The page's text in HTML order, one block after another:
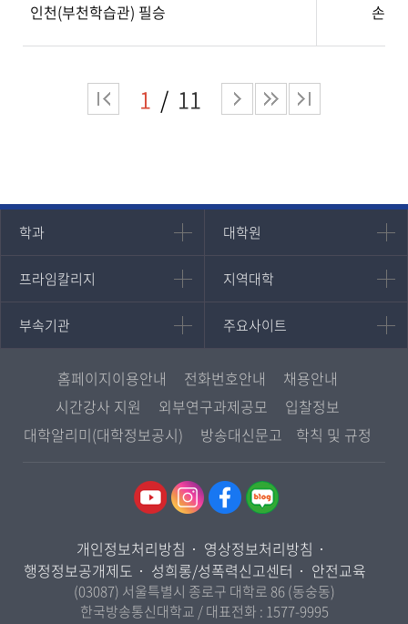
인천(부천학습관) 필승 손태
1 11
학과
인문과학대학
국어국문학과
영어영문학과
일본학과
사회과학대학
무역학과
미디어영상학과
도시콘텐츠·관광학과
대학원
대학원
대학원
경영대학원
프라임칼리지
프라임칼리지
학사학위과정
평생교육과정
지역대학
지역대학
지역대학 포털
서울지역대학
대구경북지역대학
인천지역대학
광주전남지역대학
울산지역대학
경기지역대학
강원지역대학
충북지역대학
전북지역대학
부속기관
부속기관
중앙도서관
원격교육혁신연구원
통합인문학연구소
디지털미디어센터
국제협력단
산학협력단
주요사이트
주요사이트
멘토링
진로심리상담
교육정보화본부
국립대학육성사업
홈페이지이용안내 전화번호안내
채용안내
시간강사 지원
외부연구과제공모
입찰정보
대학알리미(대학정보공시)
방송대신문고 학칙 및 규정
개인정보처리방침
영상정보처리방침
행정정보공개제도
성희롱/성폭력신고센터 안전교육
(03087) 서울특별시 종로구 대학로 86 (동숭동)
한국방송통신대학교 / 대표전화 : 1577-9995